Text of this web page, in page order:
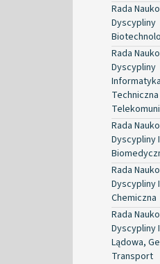
Rada
Dyscypliny
Rada
Dyscypliny
Informatyka
Techniczna
Rada
Dyscypliny
Rada
Dyscypliny
Chemiczna
Rada
Dyscypliny
Lądowa,
Transport